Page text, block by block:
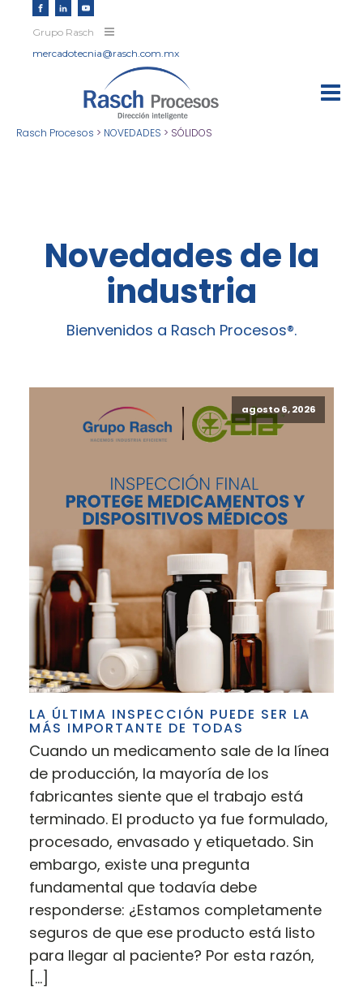
Grupo Rasch
mercadotecnia@rasch.com.mx
Rasch Procesos > NOVEDADES > SÓLIDOS
Novedades de la
industria
Bienvenidos a Rasch Procesos®.
agosto 6, 2026
LA ÚLTIMA INSPECCIÓN PUEDE SER LA
MÁS IMPORTANTE DE TODAS
Cuando un medicamento sale de la línea
de producción, la mayoría de los
fabricantes siente que el trabajo está
terminado. El producto ya fue formulado,
procesado, envasado y etiquetado. Sin
embargo, existe una pregunta
fundamental que todavía debe
responderse: ¿Estamos completamente
seguros de que ese producto está listo
para llegar al paciente? Por esta razón,
[…]